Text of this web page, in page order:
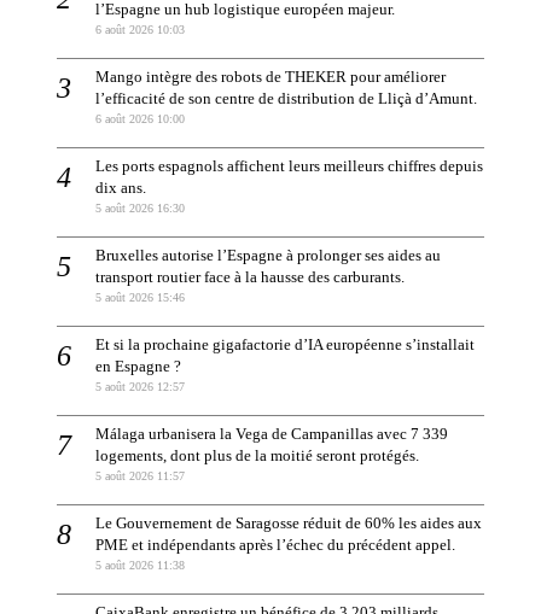
l’Espagne un hub logistique européen majeur.
6 août 2026 10:03
Mango intègre des robots de THEKER pour améliorer
l’efficacité de son centre de distribution de Lliçà d’Amunt.
6 août 2026 10:00
Les ports espagnols affichent leurs meilleurs chiffres depuis
dix ans.
5 août 2026 16:30
Bruxelles autorise l’Espagne à prolonger ses aides au
transport routier face à la hausse des carburants.
5 août 2026 15:46
Et si la prochaine gigafactorie d’IA européenne s’installait
en Espagne ?
5 août 2026 12:57
Málaga urbanisera la Vega de Campanillas avec 7 339
logements, dont plus de la moitié seront protégés.
5 août 2026 11:57
Le Gouvernement de Saragosse réduit de 60% les aides aux
PME et indépendants après l’échec du précédent appel.
5 août 2026 11:38